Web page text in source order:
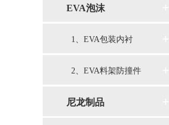
EVA泡沫
1、EVA包装内衬
2、EVA料架防撞件
尼龙制品